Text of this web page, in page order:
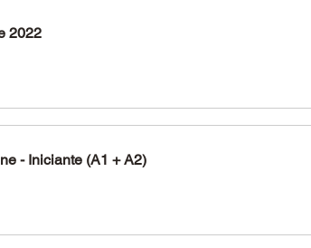
2022
- Iniciante (A1 + A2)